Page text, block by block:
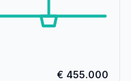
€ 455.000